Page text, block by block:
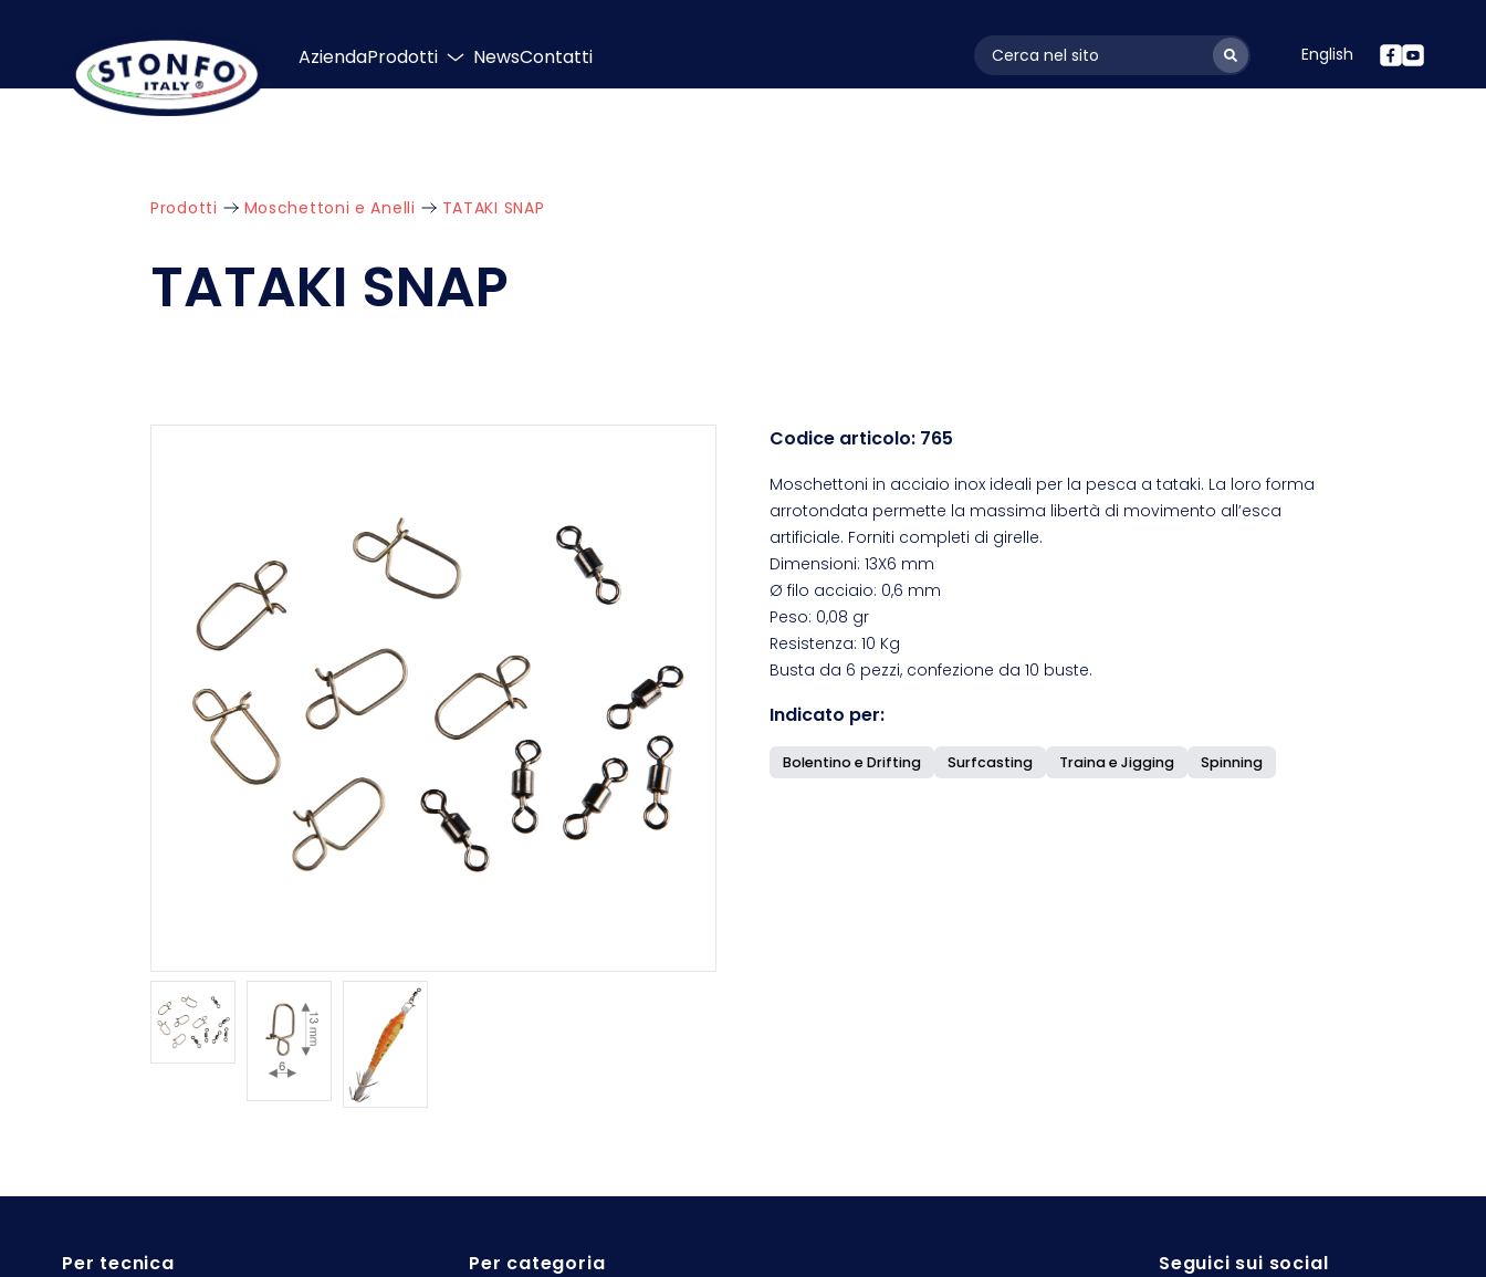
AziendaProdotti NewsContatti layoutSearchLabel English
Prodotti Moschettoni e Anelli TATAKI SNAP
TATAKI SNAP
Codice articolo: 765
Moschettoni in acciaio inox ideali per la pesca a tataki. La loro forma
arrotondata permette la massima libertà di movimento all’esca
artificiale. Forniti completi di girelle.
Dimensioni: 13X6 mm
Ø filo acciaio: 0,6 mm
Peso: 0,08 gr
Resistenza: 10 Kg
Busta da 6 pezzi, confezione da 10 buste.
Indicato per:
Bolentino e Drifting Surfcasting Traina e Jigging Spinning
Per tecnica Per categoria Seguici sui social